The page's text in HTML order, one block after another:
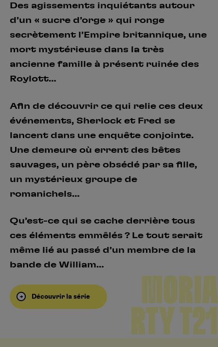
Des agissements inquiétants autour
d’un « sucre d’orge » qui ronge
secrètement l’Empire britannique, une
mort mystérieuse dans la très
ancienne famille à présent ruinée des
Roylott…
Afin de découvrir ce qui relie ces deux
événements, Sherlock et Fred se
lancent dans une enquête conjointe.
Une demeure où errent des bêtes
sauvages, un père obsédé par sa fille,
un mystérieux groupe de
romanichels…
Qu’est-ce qui se cache derrière tous
ces éléments emmêlés ? Le tout serait
même lié au passé d’un membre de la
bande de William…
Découvrir la série
MORIA
RTY T21